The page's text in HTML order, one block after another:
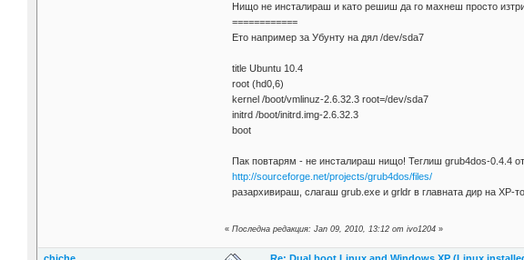
Нищо не инсталираш и като решиш да го махнеш просто
============
Ето например за Убунту на дял /dev/sda7
title Ubuntu 10.4
root (hd0,6)
kernel /boot/vmlinuz-2.6.32.3 root=/dev/sda7
initrd /boot/initrd.img-2.6.32.3
boot
Пак повтарям - не инсталираш нищо! Теглиш grub4dos-0.4.4 от
http://sourceforge.net/projects/grub4dos/files/
разархивираш, слагаш grub.exe и grldr в главната дир на
«Последна редакция: Jan 09, 2010, 13:12 от ivo1204 »